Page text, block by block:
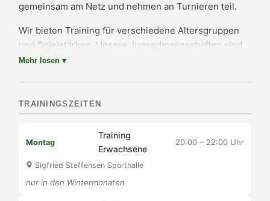
gemeinsam am Netz und nehmen an Turnieren teil.
Wir bieten Training für verschiedene Altersgruppen
und Spielstärken. Unsere Jugendmannschaften sind
regelmäßig bei Turnieren vertreten.
Neue Spielerinnen und Spieler sind jederzeit
willkommen – kommt einfach zum Training!
Mehr lesen ▾
TRAININGSZEITEN
Montag
Training
Erwachsene
20:00 – 22:00 Uhr
Sigfried Steffensen Sporthalle
nur in den Wintermonaten